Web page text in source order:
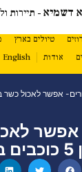
דשמיא - תיירות
טיולים בארץ
אודות English
אפשר